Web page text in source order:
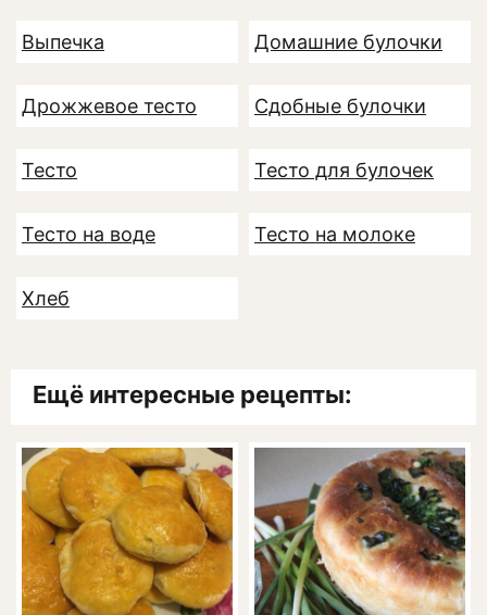
Выпечка Домашние булочки
Дрожжевое тесто Сдобные булочки
Тесто Тесто для булочек
Тесто на воде Тесто на молоке
Хлеб
Ещё интересные рецепты: